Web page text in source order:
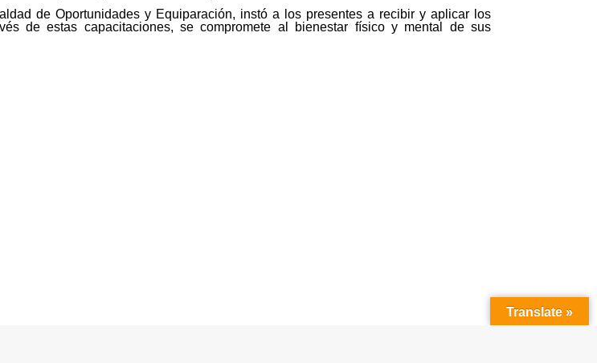
de Oportunidades y Equiparación, instó a los presentes a recibir y aplicar los
de estas capacitaciones, se compromete al bienestar físico y mental de sus
Translate »